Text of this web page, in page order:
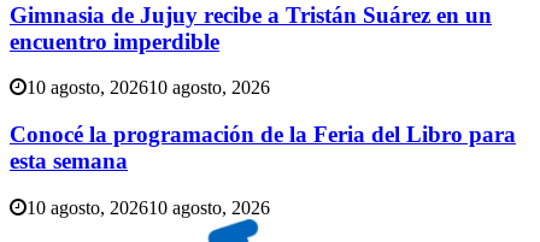
Gimnasia de Jujuy recibe a Tristán Suárez en un
encuentro imperdible
10 agosto, 202610 agosto, 2026
Conocé la programación de la Feria del Libro para
esta semana
10 agosto, 202610 agosto, 2026